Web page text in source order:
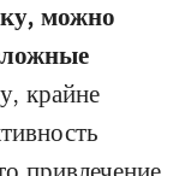
можно
крайне